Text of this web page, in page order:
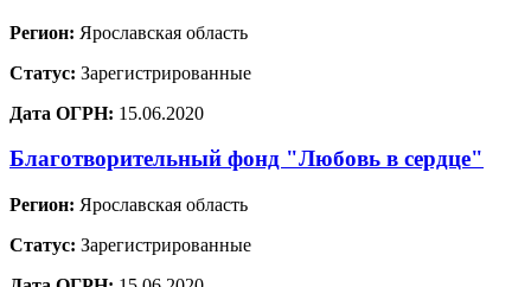
Регион: Ярославская область
Статус: Зарегистрированные
Дата ОГРН: 15.06.2020
Благотворительный фонд "Любовь в сердце"
Регион: Ярославская область
Статус: Зарегистрированные